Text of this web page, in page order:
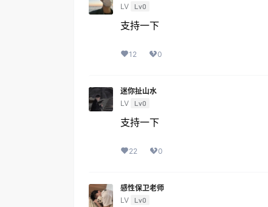
LV Lv0
支持一下
12 0
迷你扯山水
LV Lv0
支持一下
22 0
感性保卫老师
LV Lv0